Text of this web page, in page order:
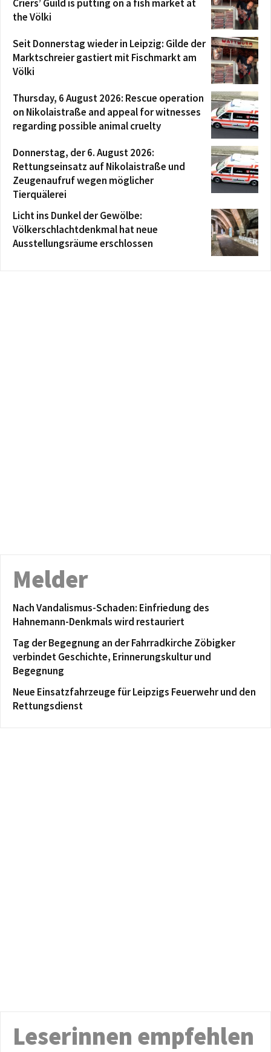
Criers’ Guild is putting on a fish market at
the Völki
Seit Donnerstag wieder in Leipzig: Gilde der
Marktschreier gastiert mit Fischmarkt am
Völki
Thursday, 6 August 2026: Rescue operation
on Nikolaistraße and appeal for witnesses
regarding possible animal cruelty
Donnerstag, der 6. August 2026:
Rettungseinsatz auf Nikolaistraße und
Zeugenaufruf wegen möglicher
Tierquälerei
Licht ins Dunkel der Gewölbe:
Völkerschlachtdenkmal hat neue
Ausstellungsräume erschlossen
Melder
Nach Vandalismus-Schaden: Einfriedung des
Hahnemann-Denkmals wird restauriert
Tag der Begegnung an der Fahrradkirche Zöbigker
verbindet Geschichte, Erinnerungskultur und
Begegnung
Neue Einsatzfahrzeuge für Leipzigs Feuerwehr und den
Rettungsdienst
Leserinnen empfehlen